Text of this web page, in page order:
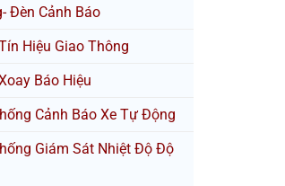
Đèn Cảnh Báo
Hiệu Giao Thông
Báo Hiệu
Cảnh Báo Xe Tự Động
Giám Sát Nhiệt Độ Độ